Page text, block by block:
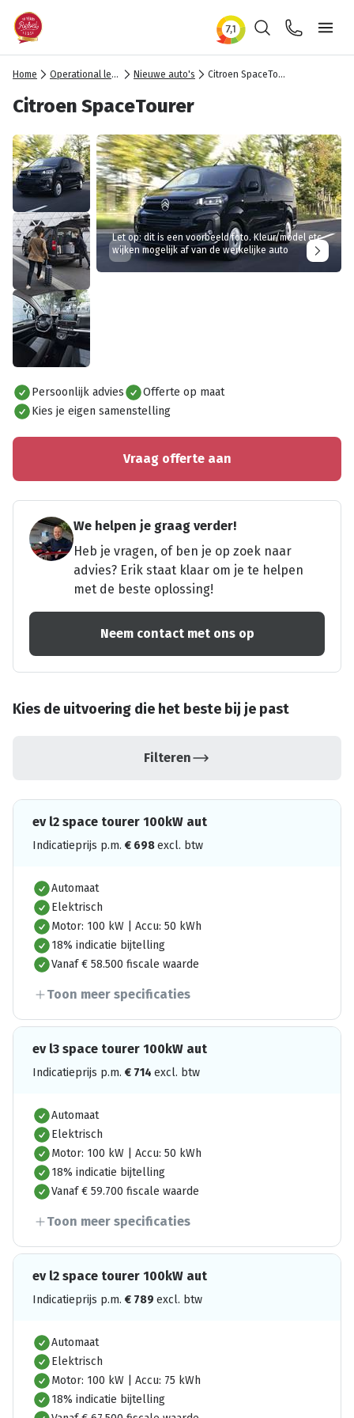
ZoekenContact
Home Operational lease Nieuwe auto's Citroen SpaceTourer
Citroen SpaceTourer
Alles bekijken
Let op: dit is een voorbeeld foto. Kleur/model etc
wijken mogelijk af van de werkelijke auto
Persoonlijk advies
Offerte op maat
Kies je eigen samenstelling
Vraag offerte aan
We helpen je graag verder!
Heb je vragen, of ben je op zoek naar
advies? Erik staat klaar om je te helpen
met de beste oplossing!
Neem contact met ons op
Kies de uitvoering die het beste bij je past
Filteren
ev l2 space tourer 100kW aut
Indicatieprijs p.m. € 698excl. btw
Automaat
Elektrisch
Motor: 100 kW | Accu: 50 kWh
18% indicatie bijtelling
Vanaf € 58.500 fiscale waarde
Toon meer specificaties
ev l3 space tourer 100kW aut
Indicatieprijs p.m. € 714 excl. btw
Automaat
Elektrisch
Motor: 100 kW | Accu: 50 kWh
18% indicatie bijtelling
Vanaf € 59.700 fiscale waarde
Toon meer specificaties
ev l2 space tourer 100kW aut
Indicatieprijs p.m. € 789 excl. btw
Automaat
Elektrisch
Motor: 100 kW | Accu: 75 kWh
18% indicatie bijtelling